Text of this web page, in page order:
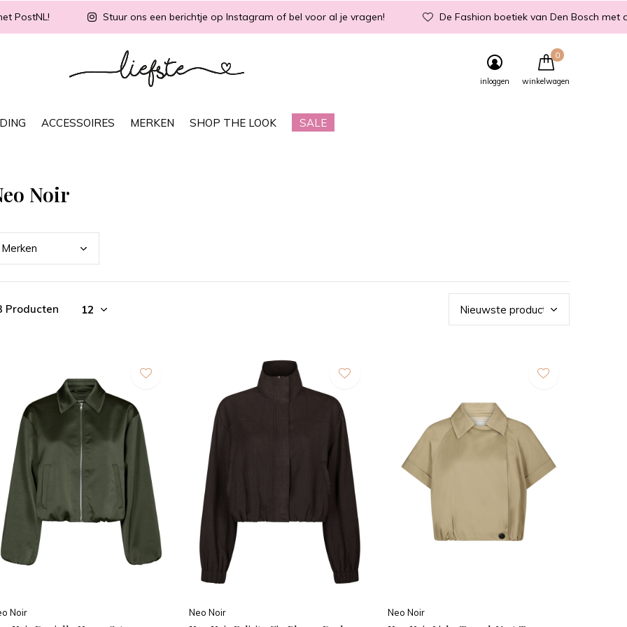
ACCESSOIRES MERKEN SHOP THE LOOK SALE
inloggen winkelwagen
0
PostNL! Stuur ons een berichtje op Instagram of bel voor al je vragen! De Fashion boetiek van Den Bosch met
Noir
Merken
Producten
Noir Neo Noir Neo Noir